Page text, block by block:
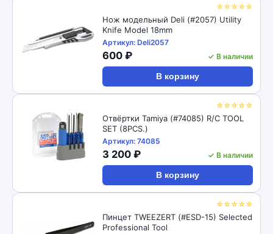
☆☆☆☆☆
Нож модельный Deli (#2057) Utility
Knife Model 18mm
Артикул: Deli2057
600 ₽ ✓ В наличии
В корзину
☆☆☆☆☆
Отвёртки Tamiya (#74085) R/C TOOL
SET (8PCS.)
Артикул: 74085
3 200 ₽ ✓ В наличии
В корзину
☆☆☆☆☆
Пинцет TWEEZERT (#ESD-15) Selected
Professional Tool